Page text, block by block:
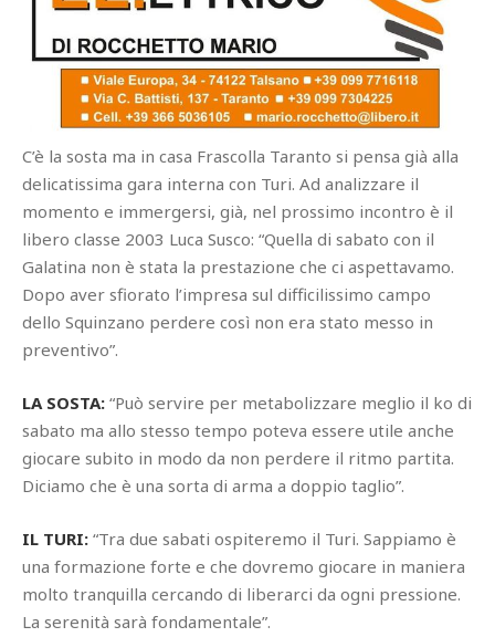
C’è la sosta ma in casa Frascolla Taranto si pensa già alla
delicatissima gara interna con Turi. Ad analizzare il
momento e immergersi, già, nel prossimo incontro è il
libero classe 2003 Luca Susco: “Quella di sabato con il
Galatina non è stata la prestazione che ci aspettavamo.
Dopo aver sfiorato l’impresa sul difficilissimo campo
dello Squinzano perdere così non era stato messo in
preventivo”.
LA SOSTA: “Può servire per metabolizzare meglio il ko di
sabato ma allo stesso tempo poteva essere utile anche
giocare subito in modo da non perdere il ritmo partita.
Diciamo che è una sorta di arma a doppio taglio”.
IL TURI: “Tra due sabati ospiteremo il Turi. Sappiamo è
una formazione forte e che dovremo giocare in maniera
molto tranquilla cercando di liberarci da ogni pressione.
La serenità sarà fondamentale”.